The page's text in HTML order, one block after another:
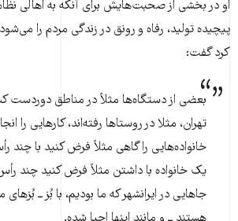
او در بخشی از صحبت‌هایش برای آنکه به اهالی
پیچیده تولید، رفاه و رونق در زندگی مردم را
کرد گفت:
بعضی از دستگاه‌ها مثلاً در مناطق دوردست
تهران، مثلا در روستاها رفته‌اند، کارهایی را
خانواده‌هایی را گاهی مثلاً فرض کنید با چند
یک خانواده با داشتن مثلاً فرض کنید چند
جاهایی در ایرانشهر که ما بودیم، با بُز ــ